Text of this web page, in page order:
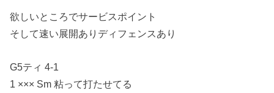
欲しいところでサービスポイント
そして速い展開ありディフェンスあり
G5ティ 4-1
1 ××× Sm 粘って打たせてる